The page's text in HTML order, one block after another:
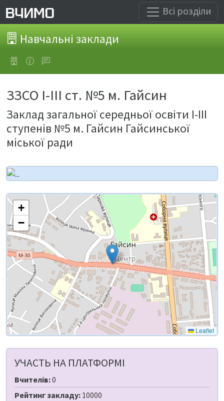
Всі розділи
Навчальні заклади
ЗЗСО І-ІІІ ст. №5 м. Гайсин
Заклад загальної середньої освіти І-ІІІ
ступенів №5 м. Гайсин Гайсинської
міської ради
+
−
Leaflet
УЧАСТЬ НА ПЛАТФОРМІ
Вчителів:0
Рейтинг закладу: 10000